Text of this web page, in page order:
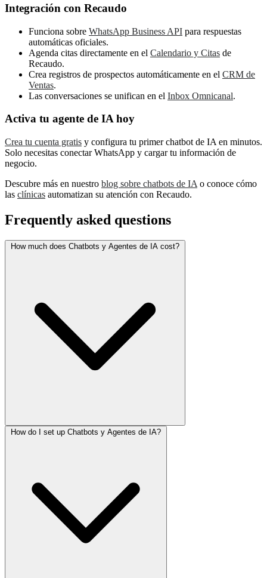
Integración con Recaudo
Funciona sobre WhatsApp Business API para respuestas
automáticas oficiales.
Agenda citas directamente en el Calendario y Citas de
Recaudo.
Crea registros de prospectos automáticamente en el CRM de
Ventas.
Las conversaciones se unifican en el Inbox Omnicanal.
Activa tu agente de IA hoy
Crea tu cuenta gratis y configura tu primer chatbot de IA en minutos.
Solo necesitas conectar WhatsApp y cargar tu información de
negocio.
Descubre más en nuestro blog sobre chatbots de IA o conoce cómo
las clínicas automatizan su atención con Recaudo.
Frequently asked questions
How much does Chatbots y Agentes de IA cost?
How do I set up Chatbots y Agentes de IA?